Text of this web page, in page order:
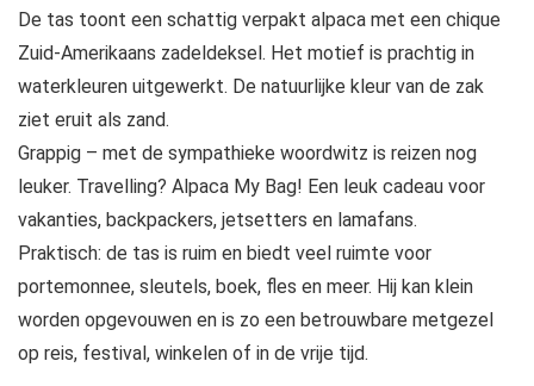
De tas toont een schattig verpakt alpaca met een chique
Zuid-Amerikaans zadeldeksel. Het motief is prachtig in
waterkleuren uitgewerkt. De natuurlijke kleur van de zak
ziet eruit als zand.
Grappig – met de sympathieke woordwitz is reizen nog
leuker. Travelling? Alpaca My Bag! Een leuk cadeau voor
vakanties, backpackers, jetsetters en lamafans.
Praktisch: de tas is ruim en biedt veel ruimte voor
portemonnee, sleutels, boek, fles en meer. Hij kan klein
worden opgevouwen en is zo een betrouwbare metgezel
op reis, festival, winkelen of in de vrije tijd.